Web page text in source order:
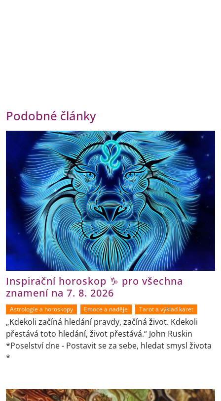
Podobné články
Inspirační horoskop ♑ pro všechna
znamení na 7. 8. 2026
Astrologie a horoskopy Emoce a naděje Tarot a výklad karet
„Kdekoli začíná hledání pravdy, začíná život. Kdekoli
přestává toto hledání, život přestává.“ John Ruskin
*Poselství dne - Postavit se za sebe, hledat smysl života
*